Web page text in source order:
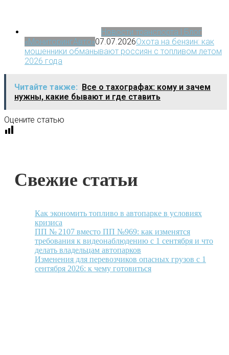
Новости транспорта | Блог
«МониторингАвто»07.07.2026Охота на бензин: как
мошенники обманывают россиян с топливом летом
2026 года
Читайте также: Все о тахографах: кому и зачем
нужны, какие бывают и где ставить
Оцените статью
Свежие статьи
Как экономить топливо в автопарке в условиях
кризиса
ПП № 2107 вместо ПП №969: как изменятся
требования к видеонаблюдению с 1 сентября и что
делать владельцам автопарков
Изменения для перевозчиков опасных грузов с 1
сентября 2026: к чему готовиться